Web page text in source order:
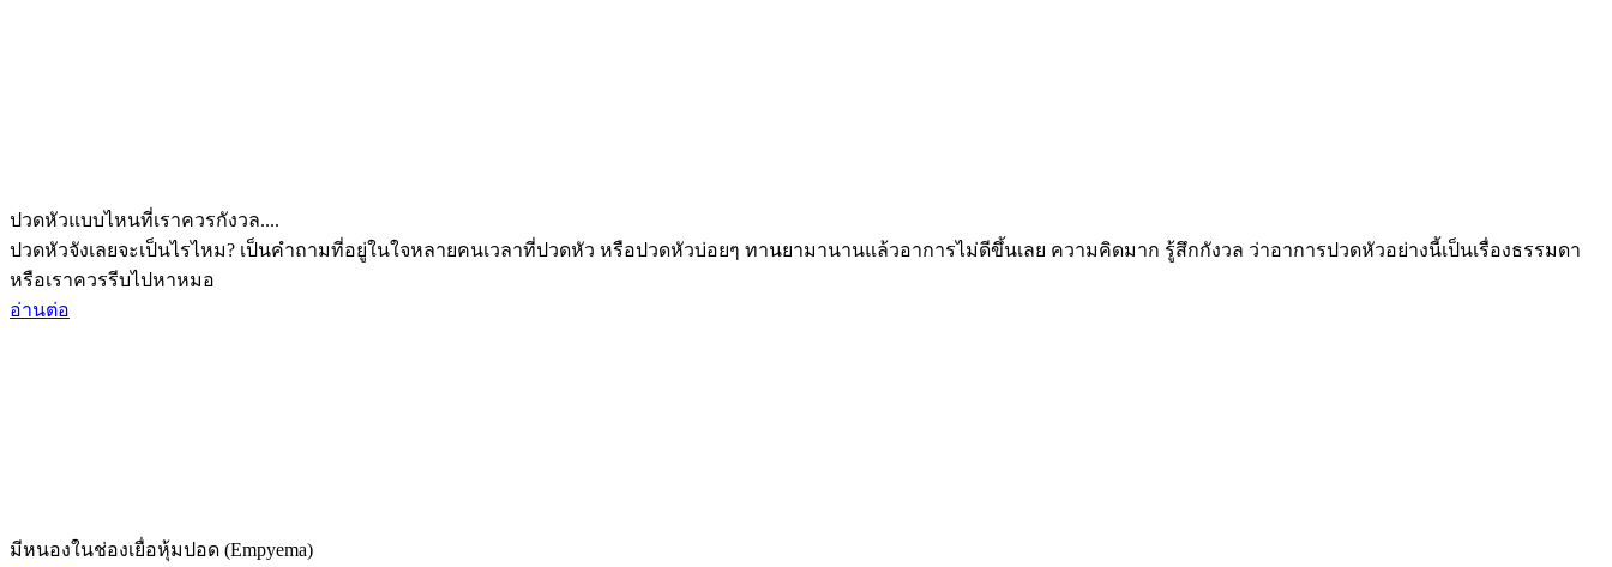
ปวดหัวแบบไหนที่เราควรกังวล....
ปวดหัวจังเลยจะเป็นไรไหม? เป็นคำถามที่อยู่ในใจหลายคนเวลาที่ปวดหัว หรือปวดหัวบ่อยๆ ทานยามานานแล้วอาการไม่ดีขึ้นเลย ความคิดมาก รู้สึกกังวล ว่าอาการปวดหัวอย่างนี้เป็นเรื่องธรรมดา
หรือเราควรรีบไปหาหมอ
อ่านต่อ
มีหนองในช่องเยื่อหุ้มปอด (Empyema)